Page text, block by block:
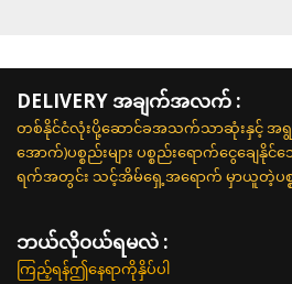
DELIVERY အချက်အလက် :
တစ်နိုင်ငံလုံးပို့ဆောင်ခအသက်သာဆုံးနှင့် အ
အောက်)ပစ္စည်းများ ပစ္စည်းရောက်ငွေချေနိုင်
ရက်အတွင်း သင့်အိမ်ရှေ့အရောက် မှာယူတဲ့ပစ္စ
ဘယ်လို၀ယ်ရမလဲ :
ကြည့်ရန်ဤနေရာကိုနှိပ်ပါ